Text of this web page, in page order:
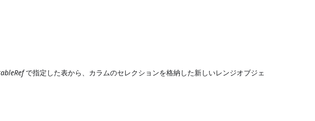
で指定した表から、カラムのセレクションを格納した新しいレンジオブジェ